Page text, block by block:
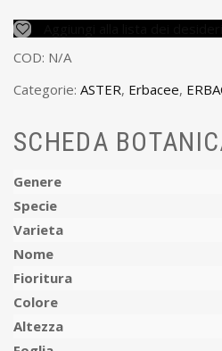
COD: N/A
Categorie: ASTER, Erbacee,
SCHEDA
Genere
Specie
Varieta
Nome
Fioritura
Colore
Altezza